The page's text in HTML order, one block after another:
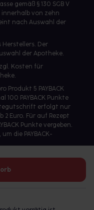
gemäß § 130 SGB V
innerhalb von zehn
nach Auswahl der
Herstellers. Der
der Apotheke.
Kosten für
Produkt 5 PAYBACK
100 PAYBACK Punkte
erfolgt nur
2 Euro. Für auf Rezept
Punkte vergeben.
die PAYBACK-
gesund.de GmbH &